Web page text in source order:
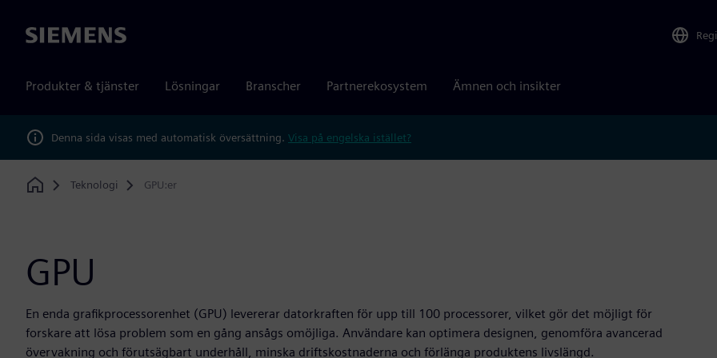
Siemens
Produkter & tjänster Lösningar Branscher Partnerekosystem Ämnen och insikter
Denna sida visas med automatisk översättning. Visa på engelska istället?
Home
Teknologi GPU:er
GPU
En enda grafikprocessorenhet (GPU) levererar datorkraften för upp till 100 processorer, vilket gör det möjligt för
forskare att lösa problem som en gång ansågs omöjliga. Användare kan optimera designen, genomföra avancerad
övervakning och förutsägbart underhåll, minska driftskostnaderna och förlänga produktens livslängd.